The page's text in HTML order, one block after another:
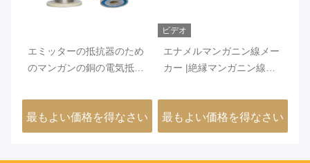
エミッターの抵抗器のため
のマンガンの銅の電気抵抗
性
最もよい価格を得なさい
ビデオ
エナメルマンガニン線メー
カー |絶縁マンガニン線
最もよい価格を得なさい